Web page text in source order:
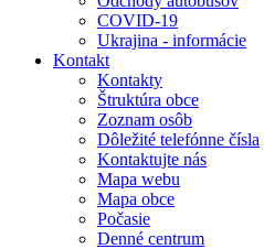
COVID-19
Ukrajina - informácie
Kontakt
Kontakty
Štruktúra obce
Zoznam osôb
Dôležité telefónne čísla
Kontaktujte nás
Mapa webu
Mapa obce
Počasie
Denné centrum